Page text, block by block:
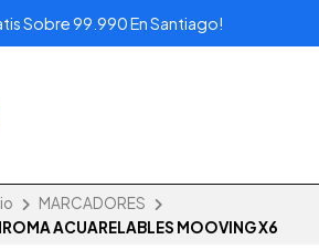
Sobre 99.990 En Santiago!
MARCADORES
ACUARELABLES MOOVING X6